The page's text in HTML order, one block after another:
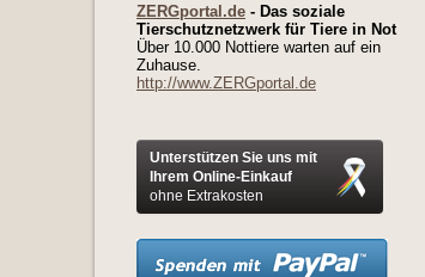
ZERGportal.de - Das soziale
Tierschutznetzwerk für Tiere in Not
Über 10.000 Nottiere warten auf ein
Zuhause.
http://www.ZERGportal.de
Unterstützen Sie uns mit
Ihrem Online-Einkauf
ohne Extrakosten